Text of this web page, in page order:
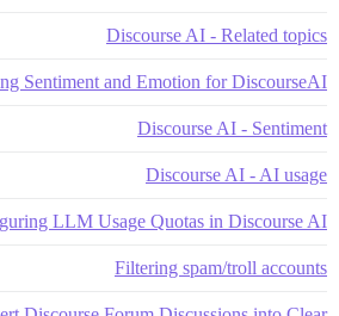
Discourse AI - Related topics
Sentiment and Emotion for DiscourseAI
Discourse AI - Sentiment
Discourse AI - AI usage
LLM Usage Quotas in Discourse AI
Filtering spam/troll accounts